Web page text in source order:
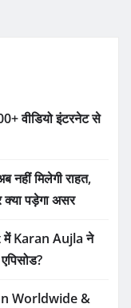
वीडियो इंटरनेट से
मिलेगी राहत,
क्या पड़ेगा असर
Karan Aujla ने
Worldwide &